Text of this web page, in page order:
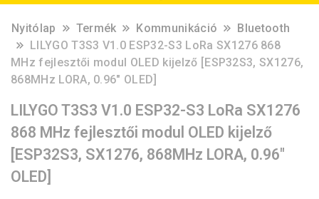
Nyitólap Termék Kommunikáció
Bluetooth
LILYGO T3S3 V1.0 ESP32-S3 LoRa SX1276 868
MHz fejlesztői modul OLED kijelző [ESP32S3, SX1276,
868MHz LORA, 0.96″ OLED]
LILYGO T3S3 V1.0 ESP32-S3 LoRa SX1276
868 MHz fejlesztői modul OLED kijelző
[ESP32S3, SX1276, 868MHz LORA, 0.96″
OLED]